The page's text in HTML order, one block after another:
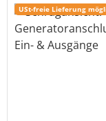
USt-freie Lieferung